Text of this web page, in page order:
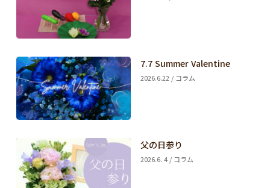
7.7 Summer Valentine
2026.6.22 / コラム
父の日参り
2026.6. 4 / コラム